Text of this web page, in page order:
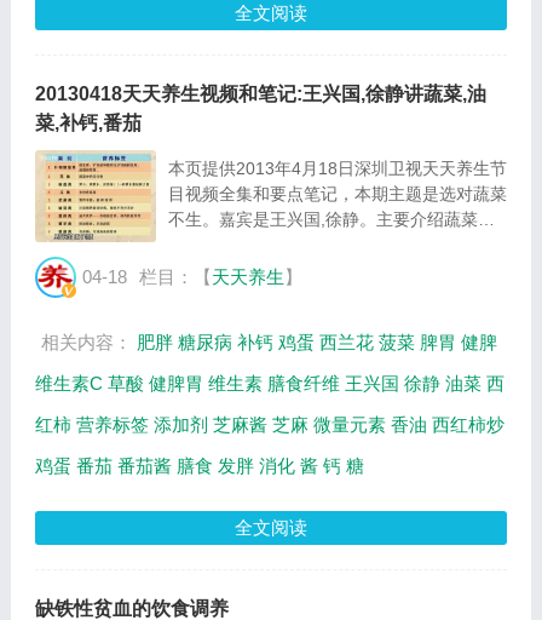
全文阅读
20130418天天养生视频和笔记:王兴国,徐静讲蔬菜,油
菜,补钙,番茄
本页提供2013年4月18日深圳卫视天天养生节
目视频全集和要点笔记，本期主题是选对蔬菜
不生。嘉宾是王兴国,徐静。主要介绍蔬菜中
油菜助补钙，西兰花如何做才营养等相关内
04-18 栏目：【天天养生】
相关内容： 肥胖 糖尿病 补钙 鸡蛋 西兰花 菠菜 脾胃 健脾
维生素C 草酸 健脾胃 维生素 膳食纤维 王兴国 徐静 油菜 西
红柿 营养标签 添加剂 芝麻酱 芝麻 微量元素 香油 西红柿炒
鸡蛋 番茄 番茄酱 膳食 发胖 消化 酱 钙 糖
全文阅读
缺铁性贫血的饮食调养